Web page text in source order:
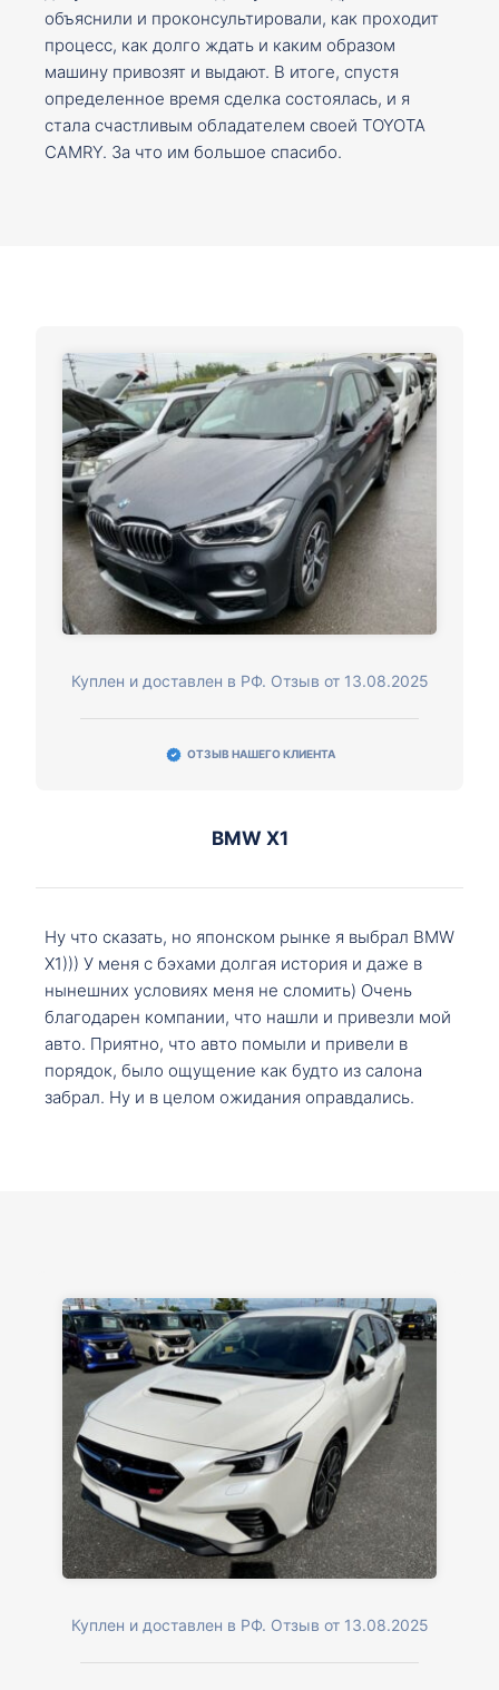
объяснили и проконсультировали, как проходит
процесс, как долго ждать и каким образом
машину привозят и выдают. В итоге, спустя
определенное время сделка состоялась, и я
стала счастливым обладателем своей TOYOTA
CAMRY. За что им большое спасибо.
Куплен и доставлен в РФ. Отзыв от 13.08.2025
ОТЗЫВ НАШЕГО КЛИЕНТА
BMW X1
Ну что сказать, но японском рынке я выбрал BMW
X1))) У меня с бэхами долгая история и даже в
нынешних условиях меня не сломить) Очень
благодарен компании, что нашли и привезли мой
авто. Приятно, что авто помыли и привели в
порядок, было ощущение как будто из салона
забрал. Ну и в целом ожидания оправдались.
Куплен и доставлен в РФ. Отзыв от 13.08.2025